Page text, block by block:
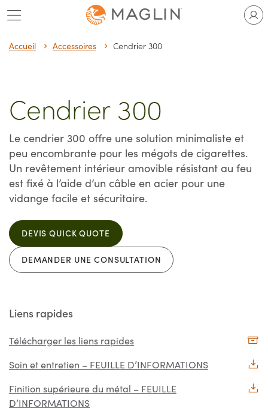
Passer
au
contenu
Accueil Accessoires Cendrier 300
Cendrier 300
Le cendrier 300 offre une solution minimaliste et
peu encombrante pour les mégots de cigarettes.
Un revêtement intérieur amovible résistant au feu
est fixé à l’aide d’un câble en acier pour une
vidange facile et sécuritaire.
DEVIS QUICK QUOTE
DEMANDER UNE CONSULTATION
Liens rapides
Télécharger les liens rapides
Soin et entretien – FEUILLE D’INFORMATIONS
Finition supérieure du métal – FEUILLE
D’INFORMATIONS